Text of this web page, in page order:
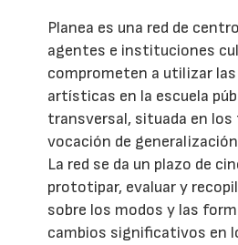
Planea es una red de
agentes e instituciones
comprometen a utilizar
artísticas en la escuela
transversal, situada en
vocación de
La red se da un plazo de
prototipar, evaluar y
sobre los modos y las
cambios significativos en